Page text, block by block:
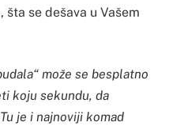
se dešava u Vašem
može se besplatno
koju sekundu, da
je i najnoviji komad